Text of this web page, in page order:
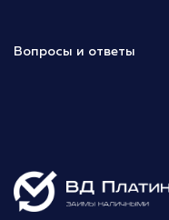
Вопросы и ответы